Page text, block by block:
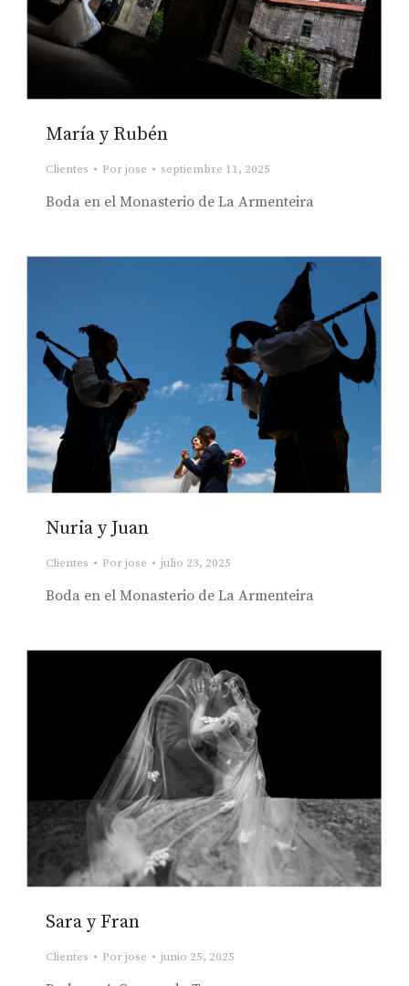
María y Rubén
Clientes Porjose septiembre 11, 2025
Boda en el Monasterio de La Armenteira
Nuria y Juan
Clientes Porjose julio 23, 2025
Boda en el Monasterio de La Armenteira
Sara y Fran
Clientes Porjose junio 25, 2025